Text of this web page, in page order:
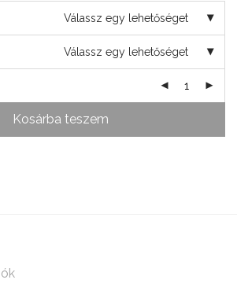
Válassz egy lehetőséget
Válassz egy lehetőséget
Kosárba teszem